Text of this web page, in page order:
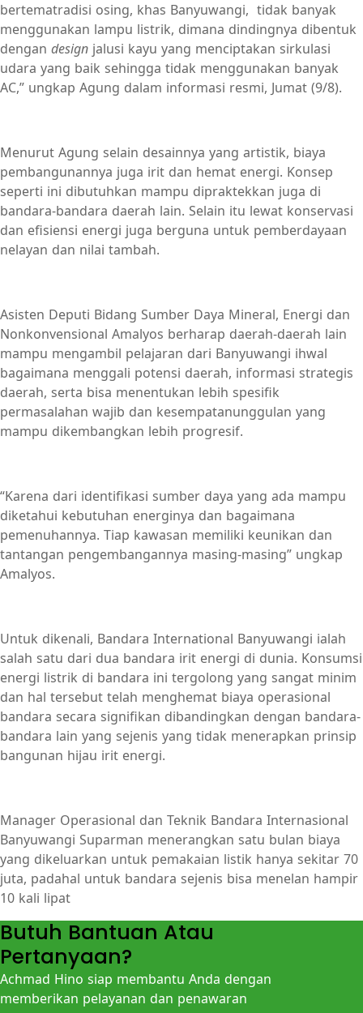
bertematradisi osing, khas Banyuwangi, tidak banyak
menggunakan lampu listrik, dimana dindingnya dibentuk
dengan design jalusi kayu yang menciptakan sirkulasi
udara yang baik sehingga tidak menggunakan banyak
AC,” ungkap Agung dalam informasi resmi, Jumat (9/8).
Menurut Agung selain desainnya yang artistik, biaya
pembangunannya juga irit dan hemat energi. Konsep
seperti ini dibutuhkan mampu dipraktekkan juga di
bandara-bandara daerah lain. Selain itu lewat konservasi
dan efisiensi energi juga berguna untuk pemberdayaan
nelayan dan nilai tambah.
Asisten Deputi Bidang Sumber Daya Mineral, Energi dan
Nonkonvensional Amalyos berharap daerah-daerah lain
mampu mengambil pelajaran dari Banyuwangi ihwal
bagaimana menggali potensi daerah, informasi strategis
daerah, serta bisa menentukan lebih spesifik
permasalahan wajib dan kesempatanunggulan yang
mampu dikembangkan lebih progresif.
“Karena dari identifikasi sumber daya yang ada mampu
diketahui kebutuhan energinya dan bagaimana
pemenuhannya. Tiap kawasan memiliki keunikan dan
tantangan pengembangannya masing-masing” ungkap
Amalyos.
Untuk dikenali, Bandara International Banyuwangi ialah
salah satu dari dua bandara irit energi di dunia. Konsumsi
energi listrik di bandara ini tergolong yang sangat minim
dan hal tersebut telah menghemat biaya operasional
bandara secara signifikan dibandingkan dengan bandara-
bandara lain yang sejenis yang tidak menerapkan prinsip
bangunan hijau irit energi.
Manager Operasional dan Teknik Bandara Internasional
Banyuwangi Suparman menerangkan satu bulan biaya
yang dikeluarkan untuk pemakaian listik hanya sekitar 70
juta, padahal untuk bandara sejenis bisa menelan hampir
10 kali lipat
Butuh Bantuan Atau
Pertanyaan?
Achmad Hino siap membantu Anda dengan
memberikan pelayanan dan penawaran